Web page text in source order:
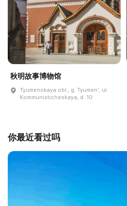
秋明故事博物馆
Tyumenskaya obl., g. Tyumenʹ, ul.
Kommunisticheskaya, d. 10
你最近看过吗